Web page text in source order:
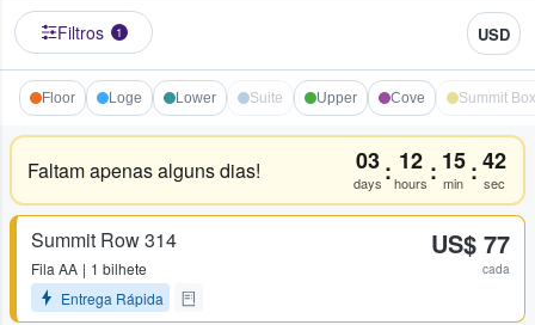
Filtros 1 USD
Floor Loge Lower Suite Upper Cove Summit Box
Faltam apenas alguns dias! 03
days : 12
hours : 15
min :42
sec
Summit Row 314
Fila AA
1 bilhete
Entrega Rápida
US$ 77
cada